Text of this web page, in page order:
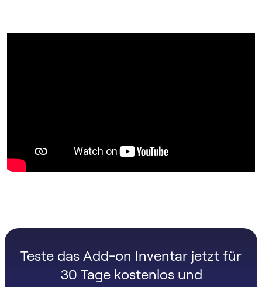
Teste das Add-on Inventar jetzt für
30 Tage kostenlos und